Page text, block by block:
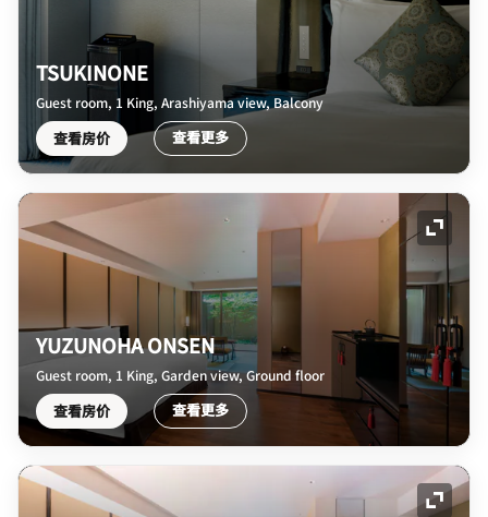
TSUKINONE
Guest room, 1 King, Arashiyama view, Balcony
查看房价 查看更多
展开
YUZUNOHA ONSEN
Guest room, 1 King, Garden view, Ground floor
查看房价 查看更多